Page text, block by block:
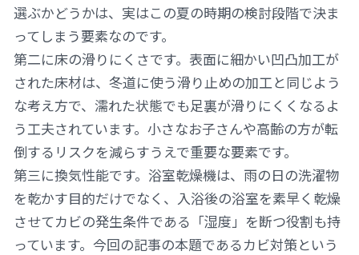
選ぶかどうかは、実はこの夏の時期の検討段階で決ま
ってしまう要素なのです。
第二に床の滑りにくさです。表面に細かい凹凸加工が
された床材は、冬道に使う滑り止めの加工と同じよう
な考え方で、濡れた状態でも足裏が滑りにくくなるよ
う工夫されています。小さなお子さんや高齢の方が転
倒するリスクを減らすうえで重要な要素です。
第三に換気性能です。浴室乾燥機は、雨の日の洗濯物
を乾かす目的だけでなく、入浴後の浴室を素早く乾燥
させてカビの発生条件である「湿度」を断つ役割も持
っています。今回の記事の本題であるカビ対策という